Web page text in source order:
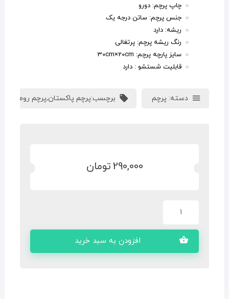
چاپ پرچم: دورو
جنس پرچم: ساتن درجه یک
ریشه: دارد
رنگ ریشه پرچم: پرتغالی
سایز پارچه پرچم: 30cm×20cm
قابلیت شستشو : دارد
دسته: پرچم برچسب:پرچم پاکستان,پرچم رومیزی
290,000تومان
افزودن به سبد خرید